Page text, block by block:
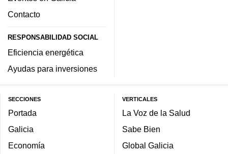
Contacto
RESPONSABILIDAD SOCIAL
Eficiencia energética
Ayudas para inversiones
SECCIONES
Portada
Galicia
Economía
VERTICALES
La Voz de la Salud
Sabe Bien
Global Galicia